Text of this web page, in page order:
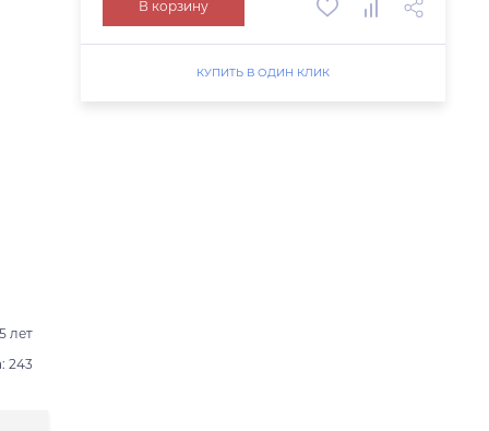
лет
243
В корзину
КУПИТЬ В ОДИН КЛИК